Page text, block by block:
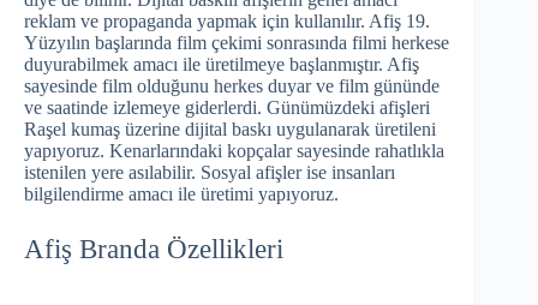
reklam ve propaganda yapmak için kullanılır. Afiş 19.
Yüzyılın başlarında film çekimi sonrasında filmi herkese
duyurabilmek amacı ile üretilmeye başlanmıştır. Afiş
sayesinde film olduğunu herkes duyar ve film gününde
ve saatinde izlemeye giderlerdi. Günümüzdeki afişleri
Raşel kumaş üzerine dijital baskı uygulanarak üretileni
yapıyoruz. Kenarlarındaki kopçalar sayesinde rahatlıkla
istenilen yere asılabilir. Sosyal afişler ise insanları
bilgilendirme amacı ile üretimi yapıyoruz.
Afiş Branda Özellikleri